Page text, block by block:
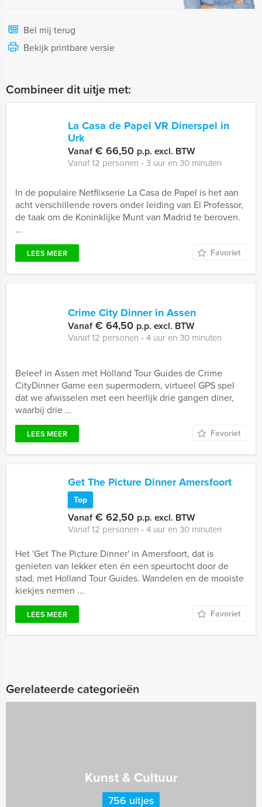
Bel mij terug
Bekijk printbare versie
Combineer dit uitje met:
La Casa de Papel VR Dinerspel in
Urk
Vanaf€ 66,50 p.p. excl. BTW
Vanaf 12 personen ‐ 3 uur en 30 minuten
In de populaire Netflixserie La Casa de Papel is het aan
acht verschillende rovers onder leiding van El Professor,
de taak om de Koninklijke Munt van Madrid te beroven.
...
LEES MEER Favoriet
Crime City Dinner in Assen
Vanaf€ 64,50 p.p. excl. BTW
Vanaf 12 personen ‐ 4 uur en 30 minuten
Beleef in Assen met Holland Tour Guides de Crime
CityDinner Game een supermodern, virtueel GPS spel
dat we afwisselen met een heerlijk drie gangen diner,
waarbij drie ...
LEES MEER Favoriet
Get The Picture Dinner Amersfoort
Top
Vanaf€ 62,50 p.p. excl. BTW
Vanaf 12 personen ‐ 4 uur en 30 minuten
Het 'Get The Picture Dinner' in Amersfoort, dat is
genieten van lekker eten én een speurtocht door de
stad, met Holland Tour Guides. Wandelen en de mooiste
kiekjes nemen ...
LEES MEER Favoriet
Gerelateerde categorieën
Kunst & Cultuur
756 uitjes